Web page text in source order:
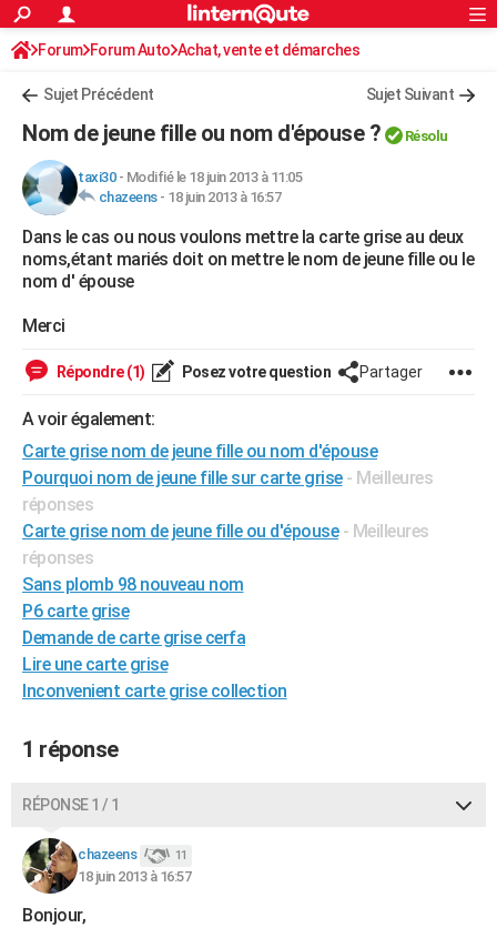
ACTUALITÉS
Politique
Société
Faits Divers
Education
Monde
Villes
+
FINANCE
Retraite
Impôts
Epargne
Immobilier
Risques naturels par ville
Banque
Assurance
Crédit
AUTO
Essais
Réserver un essai
Citadines
Berlines
SUV
Forum auto
+HIGH-TECH
Mobiles
Meilleur smartphone
Internet
Ordinateurs
Jeux vidéo
Guide high-tech
+
Forum
Aménagement intérieur
Extérieur
Cuisine
Salle de bains
Jardinage
Rangement
Guides de France
Escapades
Patrimoine
Expositions
Musées
Week-end nature
Art de vivre
Bien-être
Loisirs
Mode
Modes de vie
Alimentation
Guide de la santé
Maladies
Médicaments
Sommeil
VOYAGE
Destinations
City break
Voyage nature
Voyage de noces
Forum
Climat
PHOTO
GUIDES D'ACHAT
BONS PLANS
CARTE DE VOEUX
Carte de Noël
Carte Bonne année
Carte Saint-Valentin
Carte Pâques
Carte d'anniversaire
DICTIONNAIRE
Dictionnaire
Biographies
Citations
Expressions
Proverbes
PROGRAMME TV
COPAINS D'AVANT
AVIS DE DÉCÈS
FORUM
Bricolage
Lifestyle
Culture
Sport
Auto
Television
Voyage
Cinema
S'inscrire
Connexion
Forum Forum Auto Achat, vente et démarches
Sujet Précédent Sujet Suivant
Nom de jeune fille ou nom d'épouse ? Résolu
taxi30- Modifié le 18 juin 2013 à 11:05
chazeens- 18 juin 2013 à 16:57
Dans le cas ou nous voulons mettre la carte grise au deux
noms,étant mariés doit on mettre le nom de jeune fille ou le
nom d' épouse
Merci
Répondre (1) Posez votre question Partager
A voir également:
Carte grise nom de jeune fille ou nom d'épouse
Pourquoi nom de jeune fille sur carte grise - Meilleures
réponses
Carte grise nom de jeune fille ou d'épouse - Meilleures
réponses
Sans plomb 98 nouveau nom
P6 carte grise
Demande de carte grise cerfa
Lire une carte grise
Inconvenient carte grise collection
1 réponse
RÉPONSE 1 / 1
chazeens 11
18 juin 2013 à 16:57
Bonjour,